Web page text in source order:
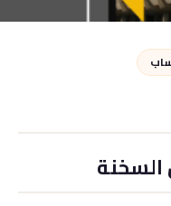
السخنة